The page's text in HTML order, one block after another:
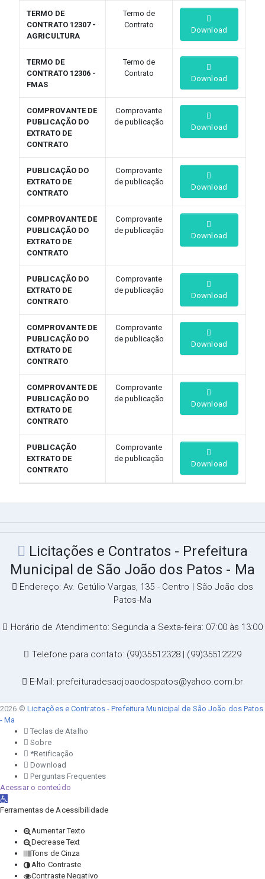
TERMO DE
CONTRATO 12307 -
AGRICULTURA
Termo de
Contrato
Download
TERMO DE
CONTRATO 12306 -
FMAS
Termo de
Contrato
Download
COMPROVANTE DE
PUBLICAÇÃO DO
EXTRATO DE
CONTRATO
Comprovante
de publicação
Download
PUBLICAÇÃO DO
EXTRATO DE
CONTRATO
Comprovante
de publicação
Download
COMPROVANTE DE
PUBLICAÇÃO DO
EXTRATO DE
CONTRATO
Comprovante
de publicação
Download
PUBLICAÇÃO DO
EXTRATO DE
CONTRATO
Comprovante
de publicação
Download
COMPROVANTE DE
PUBLICAÇÃO DO
EXTRATO DE
CONTRATO
Comprovante
de publicação
Download
COMPROVANTE DE
PUBLICAÇÃO DO
EXTRATO DE
CONTRATO
Comprovante
de publicação
Download
PUBLICAÇÃO
EXTRATO DE
CONTRATO
Comprovante
de publicação
Download
Licitações e Contratos - Prefeitura
Municipal de São João dos Patos - Ma
Endereço: Av. Getúlio Vargas, 135 - Centro | São João dos
Patos-Ma
Horário de Atendimento: Segunda a Sexta-feira: 07:00 às 13:00
Telefone para contato: (99)35512328 | (99)35512229
E-Mail: prefeituradesaojoaodospatos@yahoo.com.br
2026 © Licitações e Contratos - Prefeitura Municipal de São João dos Patos
- Ma
Teclas de Atalho
Sobre
*Retificação
Download
Perguntas Frequentes
Acessar o conteúdo
Abrir a barra de ferramentas
Ferramentas de Acessibilidade
Aumentar Texto
Decrease Text
Tons de Cinza
Alto Contraste
Contraste Negativo